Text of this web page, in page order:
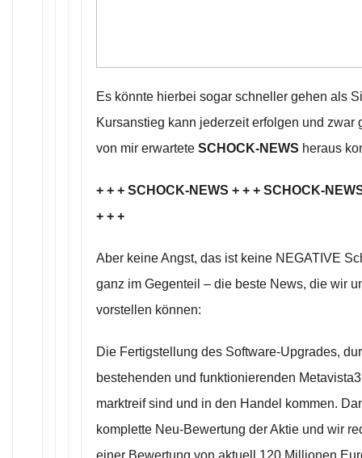
Es könnte hierbei sogar schneller gehen als
Kursanstieg kann jederzeit erfolgen und zwar
von mir erwartete SCHOCK-NEWS heraus
+ + + SCHOCK-NEWS + + + SCHOCK-
+ + +
Aber keine Angst, das ist keine NEGATIVE
ganz im Gegenteil – die beste News, die wir
vorstellen können:
Die Fertigstellung des Software-Upgrades,
bestehenden und funktionierenden
marktreif sind und in den Handel kommen.
komplette Neu-Bewertung der Aktie und wir
einer Bewertung von aktuell 120 Millionen